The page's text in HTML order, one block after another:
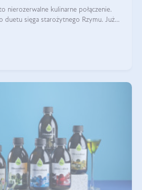
nierozerwalne kulinarne połączenie.
duetu sięga starożytnego Rzymu. Już